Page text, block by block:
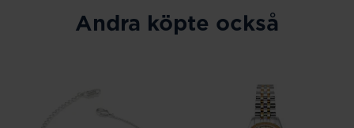
Andra köpte också